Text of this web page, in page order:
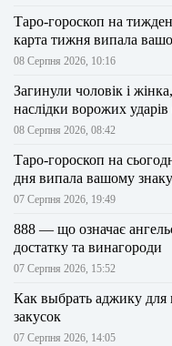
Таро-гороскоп на
карта тижня випала
08 Серпня 2026, 10:16
Загинули чоловік і
наслідки ворожих
08 Серпня 2026, 08:42
Таро-гороскоп на
дня випала вашому знаку
07 Серпня 2026, 19:49
888 — що означає
достатку та винагороди
07 Серпня 2026, 15:52
Как выбрать аджику
закусок
07 Серпня 2026, 14:05